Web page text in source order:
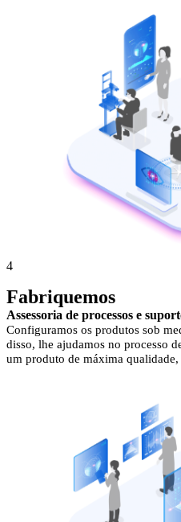
4
Fabriquemos
Assessoria de processos e
Configuramos os produtos sob
disso, lhe ajudamos no processo
um produto de máxima